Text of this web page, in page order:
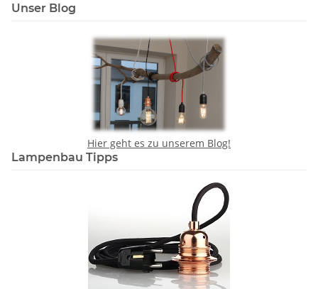
Unser Blog
Hier geht es zu unserem Blog!
Lampenbau Tipps